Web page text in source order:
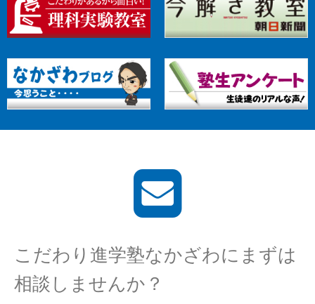
こだわり進学塾なかざわにまずは
相談しませんか？